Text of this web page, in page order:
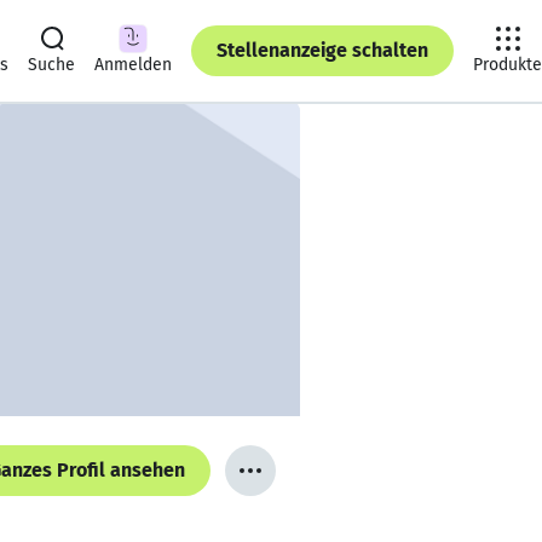
Suche Anmelden
Stellenanzeige schalten
Produkte
Profil ansehen